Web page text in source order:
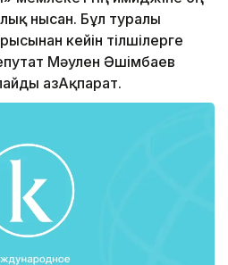
нысан. Бұл туралы
кейін тілшілерге
Мәулен Әшімбаев
ҚазАқпарат.